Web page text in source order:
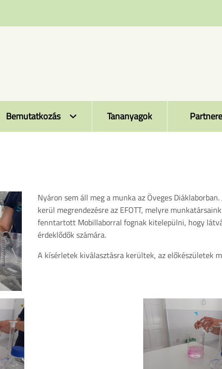
Bemutatkozás Tananyagok
Nyáron sem áll meg a munka az Öveges
kerül megrendezésre az EFOTT, melyre
fenntartott Mobillaborral fognak kitelepülni, hogy
érdeklődők számára.
A kísérletek kiválasztásra kerültek, az előkészületek